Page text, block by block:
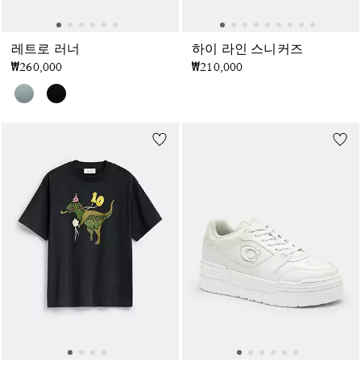
레트로 러너
₩260,000
하이 라인 스니커즈
₩210,000